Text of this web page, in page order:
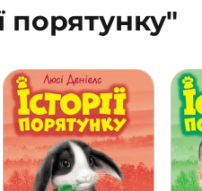
порятунку"